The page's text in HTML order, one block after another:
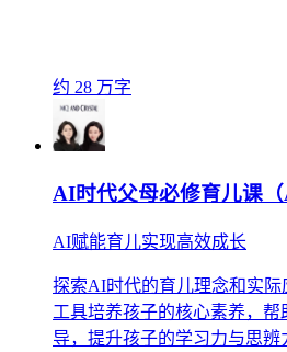
约 28 万字
AI时代父母必修育儿课（
AI赋能育儿实现高效成长
探索AI时代的育儿理念和实
工具培养孩子的核心素养，
导，提升孩子的学习力与思辨